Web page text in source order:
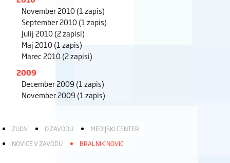
November 2010(1 zapis)
September 2010(1 zapis)
Julij 2010(2 zapisi)
Maj 2010(1 zapis)
Marec 2010(2 zapisi)
2009
December 2009 (1 zapis)
November 2009 (1 zapis)
ZUDV O ZAVODU
MEDIJSKI CENTER
NOVICE V ZAVODU
BRALNIK NOVIC